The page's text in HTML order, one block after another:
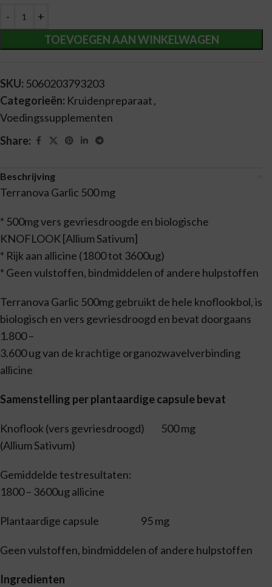
TOEVOEGEN AAN WINKELWAGEN
SKU: 5060203793203
Categorieën: Kruidenpreparaat,
Voedingssupplementen
Share:
Beschrijving
Terranova Garlic 500 mg
* 500mg vers gevriesdroogde en biologische
KNOFLOOK [Allium Sativum]
* Rijk aan allicine (1800 tot 3600ug)
* Geen vulstoffen, bindmiddelen of andere hulpstoffen
Terranova Garlic 500mg gebruikt de hele knoflookbol, is
biologisch en vers gevriesdroogd en bevat doorgaans
1.800 –
3.600 ug van de krachtige organozwavelverbinding
allicine
Samenstelling per plantaardige capsule bevat
Knoflook (vers gevriesdroogd) 500 mg
(Allium Sativum)
Gemiddelde testresultaten:
1800 – 3600ug allicine
Plantaardige capsule 95 mg
Geen vulstoffen, bindmiddelen of andere hulpstoffen
Ingredienten